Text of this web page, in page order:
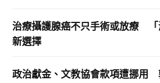
治療攝護腺癌不只手術或放療 「
新選擇
政治獻金、文教協會款項遭挪用